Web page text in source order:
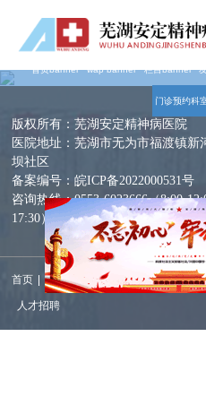
首页banner wap banner 栏目banner
门诊预约科
版权所有：芜湖安定精神病医院
医院地址：芜湖市无为市福渡镇新
坝社区
备案编号：皖ICP备2022000531号
咨询热线：0553-6023666（8:00-
17:30）
首页 就医指南 医院概况 新闻中心
人才招聘